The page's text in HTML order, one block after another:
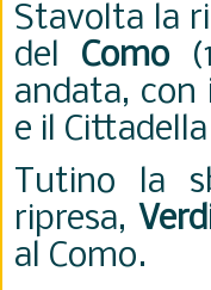
Stavolta la
del Como
andata, con
e il
Tutino la
ripresa,
al Como.